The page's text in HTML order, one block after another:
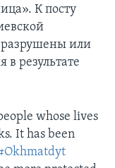
К посту
разрушены или
результате
whose lives
It has been